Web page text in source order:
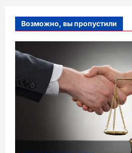
Возможно, вы пропустили